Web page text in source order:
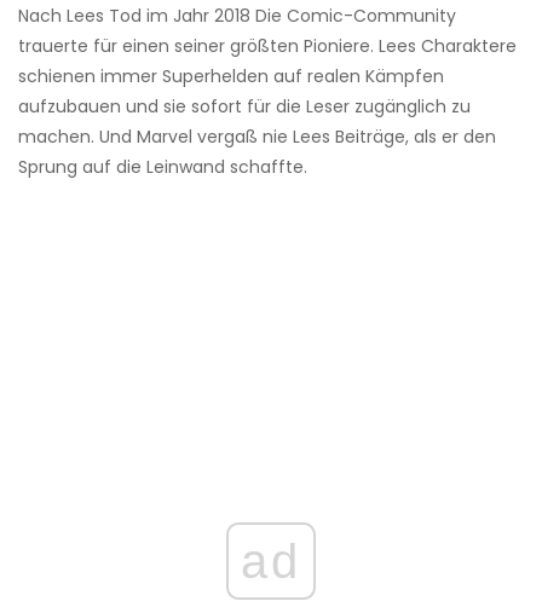
Nach Lees Tod im Jahr 2018 Die Comic-Community
trauerte für einen seiner größten Pioniere. Lees Charaktere
schienen immer Superhelden auf realen Kämpfen
aufzubauen und sie sofort für die Leser zugänglich zu
machen. Und Marvel vergaß nie Lees Beiträge, als er den
Sprung auf die Leinwand schaffte.
ad